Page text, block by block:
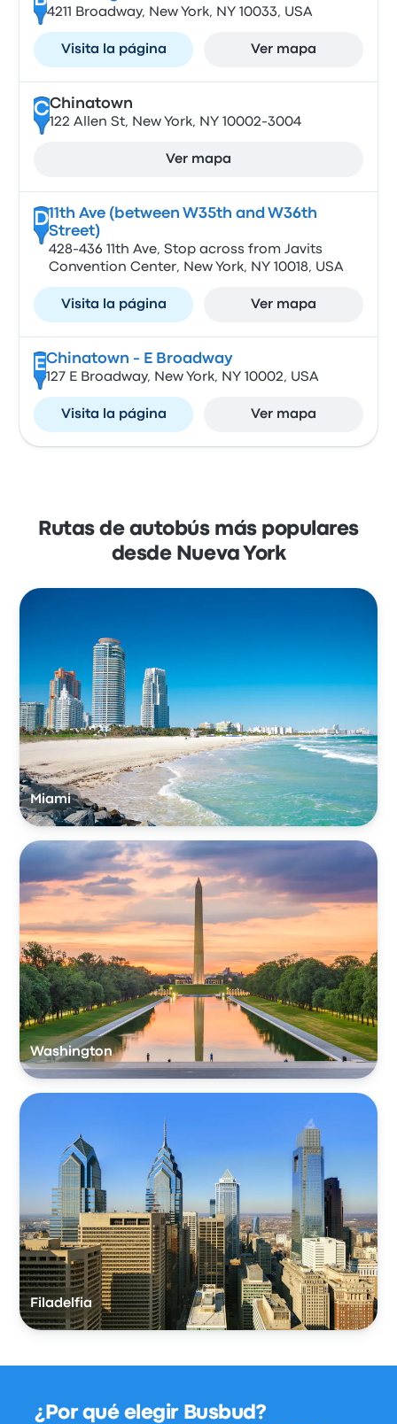
4211 Broadway, New York, NY 10033, USA
Visita la página Ver mapa
CChinatown
122 Allen St, New York, NY 10002-3004
Ver mapa
D11th Ave (between W35th and W36th
Street)
428-436 11th Ave, Stop across from Javits
Convention Center, New York, NY 10018, USA
Visita la página Ver mapa
EChinatown - E Broadway
127 E Broadway, New York, NY 10002, USA
Visita la página Ver mapa
Rutas de autobús más populares
desde Nueva York
Miami
Washington
Filadelfia
¿Por qué elegir Busbud?